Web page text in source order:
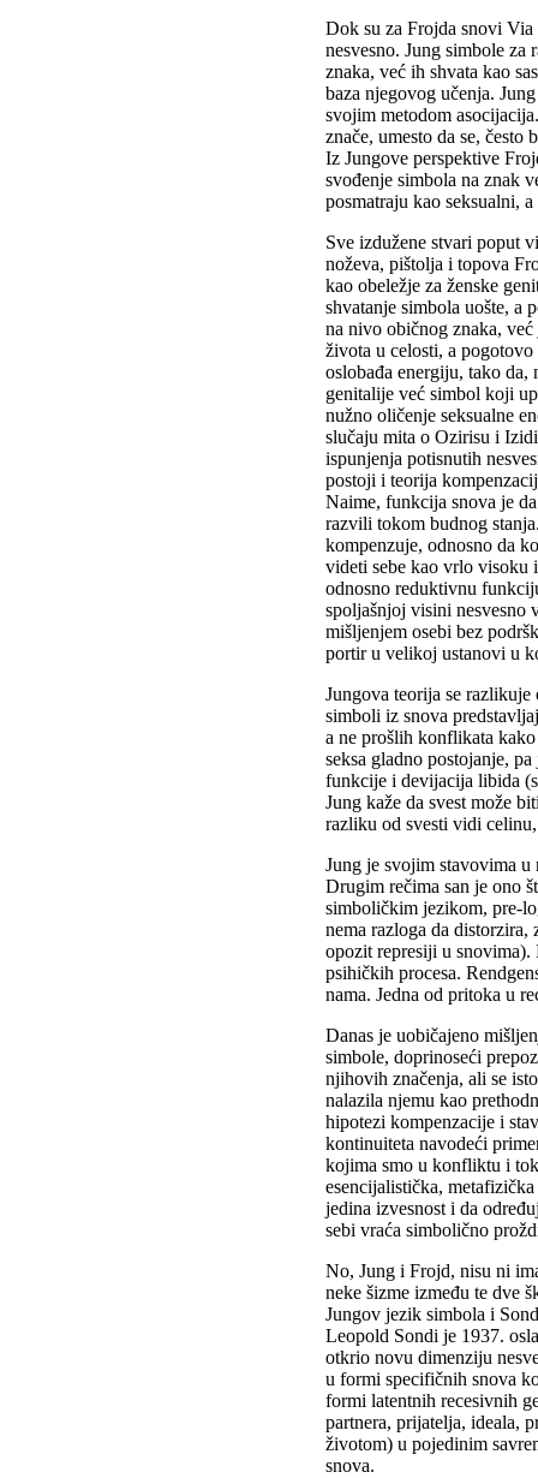
Dok su za Frojda snovi Via
nesvesno. Jung simbole
znaka, već ih shvata kao
baza njegovog učenja.
svojim metodom
znače, umesto da se, često
Iz Jungove perspektive
svođenje simbola na znak
posmatraju kao seksualni,
Sve izdužene stvari poput
noževa, pištolja i topova
kao obeležje za ženske
shvatanje simbola uošte, a
na nivo običnog znaka,
života u celosti, a
oslobađa energiju, tako
genitalije već simbol koji
nužno oličenje seksualne
slučaju mita o Ozirisu i
ispunjenja potisnutih
postoji i teorija
Naime, funkcija snova je
razvili tokom budnog
kompenzuje, odnosno da
videti sebe kao vrlo visoku
odnosno reduktivnu
spoljašnjoj visini nesvesno
mišljenjem osebi bez
portir u velikoj ustanovi u
Jungova teorija se
simboli iz snova
a ne prošlih konflikata
seksa gladno postojanje,
funkcije i devijacija libida
Jung kaže da svest može
razliku od svesti vidi
Jung je svojim stavovima u
Drugim rečima san je ono
simboličkim jezikom, pre-
nema razloga da
opozit represiji u snovima).
psihičkih procesa.
nama. Jedna od pritoka u
Danas je uobičajeno
simbole, doprinoseći
njihovih značenja, ali se
nalazila njemu kao
hipotezi kompenzacije i
kontinuiteta navodeći
kojima smo u konfliktu i
esencijalistička,
jedina izvesnost i da
sebi vraća simbolično
No, Jung i Frojd, nisu ni
neke šizme između te dve
Jungov jezik simbola i
Leopold Sondi je 1937.
otkrio novu dimenziju
u formi specifičnih snova
formi latentnih recesivnih
partnera, prijatelja, ideala,
životom) u pojedinim
snova.